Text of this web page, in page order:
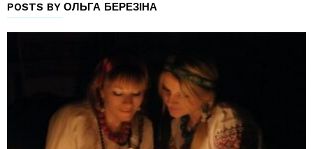
POSTS BY ОЛЬГА БЕРЕЗІНА